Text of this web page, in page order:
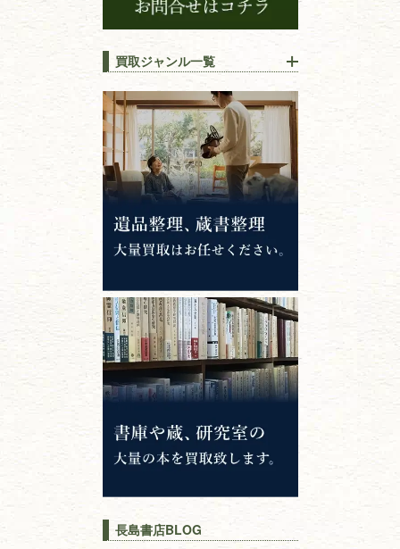
買取ジャンル一覧
江戸時代の書物
唐本・漢籍・
中国書物・朝鮮本
錦絵・浮世絵・版画・刷り物
専門書・ 学術書
哲学書・思想書
心理学・倫理学
仏教書
神道・神社仏閣
イスラム教
キリスト教
歴史書
長島書店BLOG